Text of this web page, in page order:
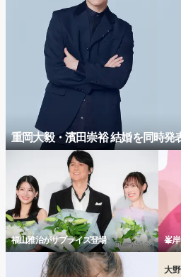
重岡大毅・濱田崇裕 結婚を同時発
福山雅治がサプライズ登場 峯
大